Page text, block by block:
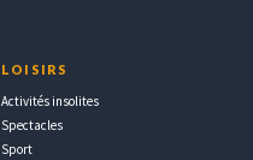
LOISIRS
Activités insolites
Spectacles
Sport